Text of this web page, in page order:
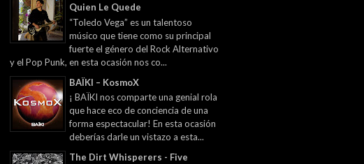
Quien Le Quede
“Toledo Vega” es un talentoso
músico que tiene como su principal
fuerte el género del Rock Alternativo
y el Pop Punk, en esta ocasión nos co...
BAÏKI – KosmoX
¡ BAÏKI nos comparte una genial rola
que hace eco de conciencia de una
forma espectacular! En esta ocasión
deberías darle un vistazo a esta...
The Dirt Whisperers - Five